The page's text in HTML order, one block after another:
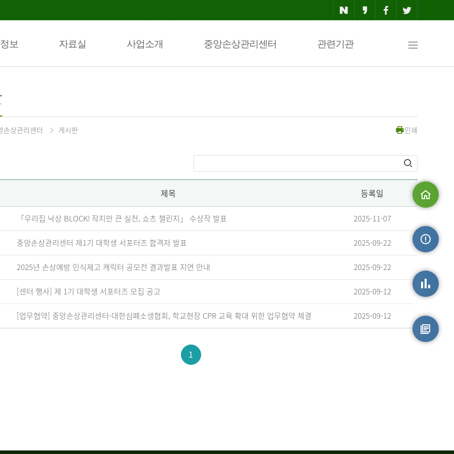
보 자료실 사업소개 중앙손상관리센터 관련기관
맵
손상관리센터 게시판 인쇄
제목 등록일
「우리집 낙상 BLOCK! 작지만 큰 실천, 쇼츠 챌린지」 수상작 발표 2025-11-07
중앙손상관리센터 제1기 대학생 서포터즈 합격자 발표 2025-09-22
2025년 손상예방 인식제고 캐릭터 공모전 결과발표 지연 안내 2025-09-22
[센터 행사] 제 1기 대학생 서포터즈 모집 공고 2025-09-12
[업무협약] 중앙손상관리센터-대한심폐소생협회, 학교현장 CPR 교육 확대 위한 업무협약 체결 2025-09-12
1